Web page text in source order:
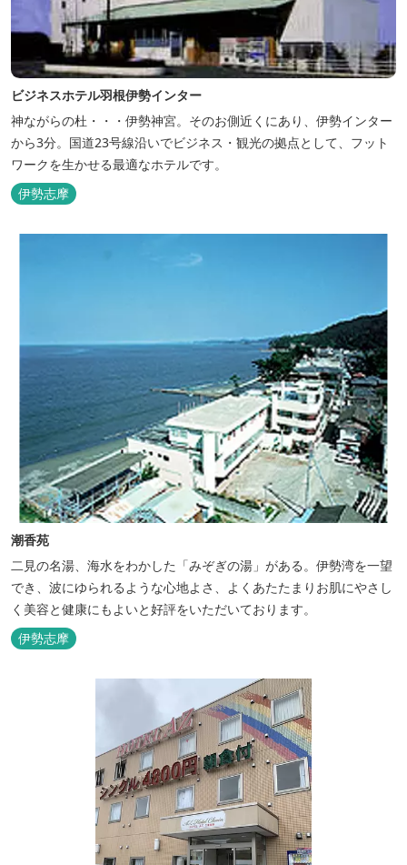
ビジネスホテル羽根伊勢インター
神ながらの杜・・・伊勢神宮。そのお側近くにあり、伊勢インター
から3分。国道23号線沿いでビジネス・観光の拠点として、フット
ワークを生かせる最適なホテルです。
伊勢志摩
潮香苑
二見の名湯、海水をわかした「みぞぎの湯」がある。伊勢湾を一望
でき、波にゆられるような心地よさ、よくあたたまりお肌にやさし
く美容と健康にもよいと好評をいただいております。
伊勢志摩